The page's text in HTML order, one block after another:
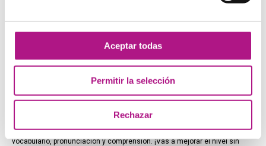
Aceptar todas
Permitir la selección
Rechazar
Clases con un máximo de 7 alumnos para practicar gramática,
vocabulario, pronunciación y comprensión. ¡Vas a mejorar el nivel sin